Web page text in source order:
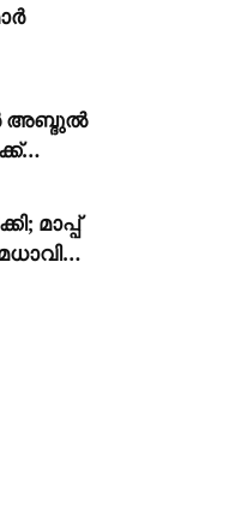
അബ്ദുൽ
മാപ്പ്